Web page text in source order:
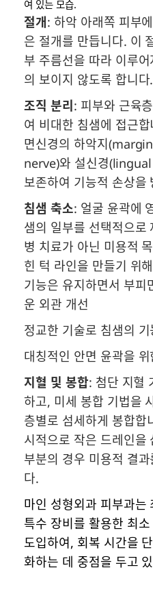
절개: 하악 아래쪽 피부
은 절개를 만듭니다. 이
부 주름선을 따라 이루
의 보이지 않도록 합니다.
조직 분리: 피부와 근육
여 비대한 침샘에 접근
면신경의 하악지
nerve)와 설신경
보존하여 기능적 손상을
침샘 축소: 얼굴 윤곽에
샘의 일부를 선택적으로
병 치료가 아닌 미용적
힌 턱 라인을 만들기 위
기능은 유지하면서 부피
운 외관 개선
정교한 기술로 침샘의
대칭적인 안면 윤곽을
지혈 및 봉합: 첨단 지혈
하고, 미세 봉합 기법을
층별로 섬세하게 봉합합
시적으로 작은 드레인을
부분의 경우 미용적 결
다.
마인 성형외과 피부과는
특수 장비를 활용한 최
도입하여, 회복 시간을
화하는 데 중점을 두고